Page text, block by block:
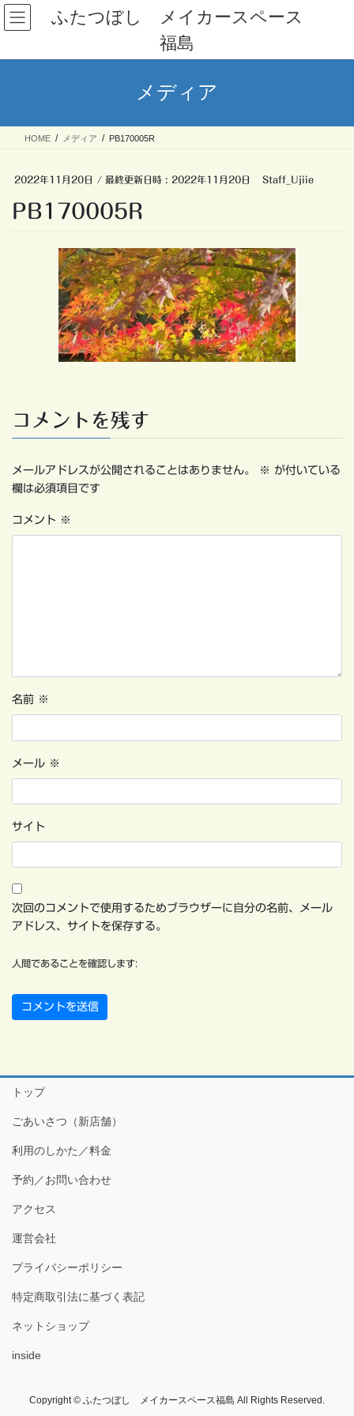
コ
ン
ン
ナ
ビ
ー
ふたつぼし メイカースペース
福島
メディア
HOME メディア PB170005R
2022年11月20日 / 最終更新日時 : 2022年11月20日 Staff_Ujiie
PB170005R
コメントを残す
メールアドレスが公開されることはありません。 ※ が付いている
欄は必須項目です
コメント ※
名前 ※
メール ※
サイト
次回のコメントで使用するためブラウザーに自分の名前、メール
アドレス、サイトを保存する。
人間であることを確認します:
トップ
ごあいさつ（新店舗）
利用のしかた／料金
予約／お問い合わせ
アクセス
運営会社
プライバシーポリシー
特定商取引法に基づく表記
ネットショップ
inside
Copyright © ふたつぼし メイカースペース福島 All Rights Reserved.